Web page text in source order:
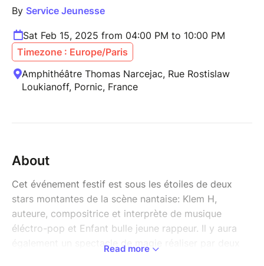
By Service Jeunesse
Sat Feb 15, 2025 from 04:00 PM to 10:00 PM
Timezone : Europe/Paris
Amphithéâtre Thomas Narcejac, Rue Rostislaw
Loukianoff, Pornic, France
About
Cet événement festif est sous les étoiles de deux
stars montantes de la scène nantaise: Klem H,
auteure, compositrice et interprète de musique
éléctro-pop et Enfant bulle jeune rappeur. Il y aura
également un spectacle de magie réaliser par deux
Read more